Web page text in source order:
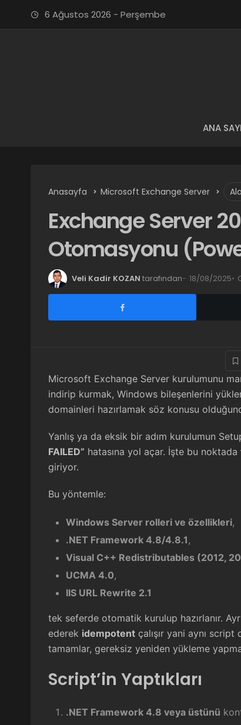
6 Ağustos 2026 - Perşembe
ANA
Anasayfa Microsoft Exchange Server
Exchange Server
Otomasyonu
Veli Kadir KOZAN tarafından 18/08/2025
Microsoft Exchange Server kurulumunu
indirip kurmak, Windows bileşenlerini
domainleri hazırlamak söz konusu
Yanlış ya da eksik bir adım kurulumun
FAILED” hatasına yol açar. İşte bu noktada
giriyor.
Bu yöntemle:
Windows Server rolleri ve özellikleri,
.NET Framework 4.8/4.8.1,
Visual C++ Redistributables (2012,
UCMA 4.0,
IIS URL Rewrite 2.1
tek seferde otomatik kurulup hazırlanır.
ederek idempotent çalışır yani aynı script
tamamlar, gereksiz yeniden yükleme
Script’in Yaptıkları
.NET Framework 4.8 veya üstünü